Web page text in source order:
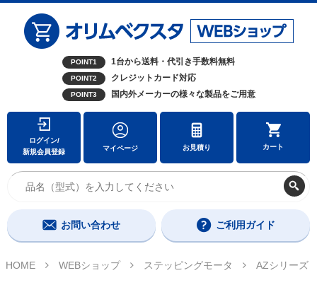
POINT1 1台から送料・代引き手数料無料
POINT2 クレジットカード対応
POINT3 国内外メーカーの様々な製品をご用意
ログイン/
新規会員登録
マイページ お見積り カート
お問い合わせ ご利用ガイド
HOME WEBショップ ステッピングモータ AZシリーズ